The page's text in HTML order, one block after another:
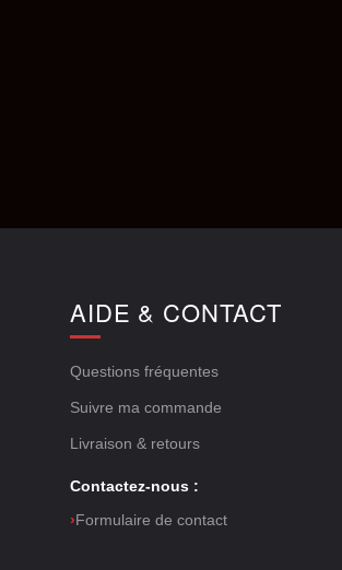
AIDE & CONTACT
Questions fréquentes
Suivre ma commande
Livraison & retours
Contactez-nous :
›Formulaire de contact